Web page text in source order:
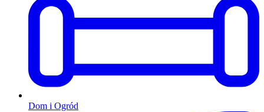
Dom i Ogród